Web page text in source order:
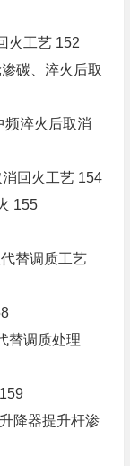
火工艺 152
碳、淬火后取
频淬火后取消
回火工艺 154
155
替调质工艺
替调质处理
降器提升杆渗